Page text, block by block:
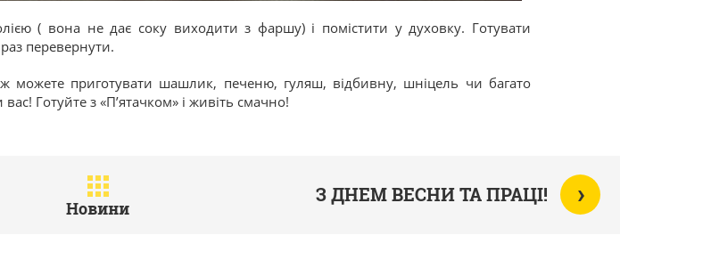
( вона не дає соку виходити з фаршу) і помістити у духовку. Готувати
перевернути.
можете приготувати шашлик, печеню, гуляш, відбивну, шніцель чи багато
Готуйте з «П’ятачком» і живіть смачно!
Новини
З ДНЕМ ВЕСНИ ТА ПРАЦІ! ›